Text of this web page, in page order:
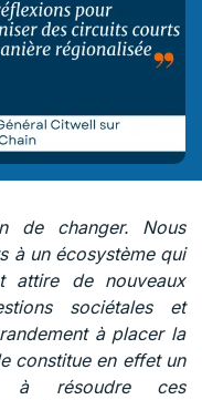
de changer. Nous
à un écosystème qui
attire de nouveaux
sociétales et
à placer la
constitue en effet un
à résoudre ces